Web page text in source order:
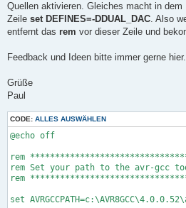
Quellen aktivieren. Gleiches macht in
Zeile set DEFINES=-DDUAL_DAC. Also
entfernt das rem vor dieser Zeile und
Feedback und Ideen bitte immer gerne hier.
Grüße
Paul
CODE: ALLES AUSWÄHLEN
@echo off
rem
rem Set your path to the avr-gcc
rem
set